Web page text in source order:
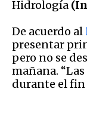
Hidrología
De acuerdo al
presentar
pero no se
mañana.
durante el fin